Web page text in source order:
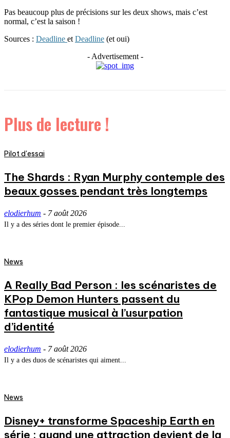
Pas beaucoup plus de précisions sur les deux shows, mais c’est
normal, c’est la saison !
Sources : Deadline et Deadline (et oui)
- Advertisement -
Plus de lecture !
Pilot d'essai
The Shards : Ryan Murphy contemple des
beaux gosses pendant très longtemps
elodierhum - 7 août 2026
Il y a des séries dont le premier épisode...
News
A Really Bad Person : les scénaristes de
KPop Demon Hunters passent du
fantastique musical à l’usurpation
d’identité
elodierhum - 7 août 2026
Il y a des duos de scénaristes qui aiment...
News
Disney+ transforme Spaceship Earth en
série : quand une attraction devient de la